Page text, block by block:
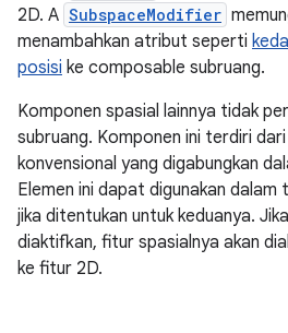
2D. A SubspaceModifier
menambahkan atribut seperti
posisi ke composable subruang.
Komponen spasial lainnya tidak
subruang. Komponen ini terdiri
konvensional yang digabungkan
Elemen ini dapat digunakan
jika ditentukan untuk keduanya.
diaktifkan, fitur spasialnya akan
ke fitur 2D.